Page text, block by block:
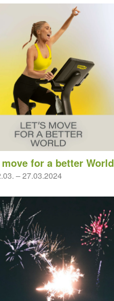
move for a better World
– 27.03.2024